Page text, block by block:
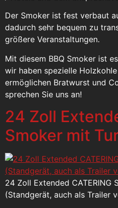
Der Smoker ist fest verbaut
dadurch sehr bequem zu
größere Veranstaltungen.
Mit diesem BBQ Smoker ist
wir haben spezielle
ermöglichen Bratwurst und
sprechen Sie uns an!
24 Zoll
Smoker mit
24 Zoll Extended CATERING
(Standgerät, auch als Trailer